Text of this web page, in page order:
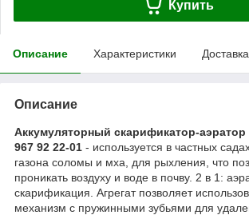
Купить
Описание Характеристики Доставка
Описание
Аккумуляторный скарификатор-аэратор
967 92 22-01 - используется в частных
газона соломы и мха, для рыхления, что
проникать воздуху и воде в почву. 2 в 1:
скарификация. Агрегат позволяет
механизм с пружинными зубьями для